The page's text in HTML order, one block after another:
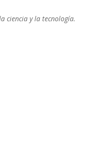
ciencia y la tecnología.